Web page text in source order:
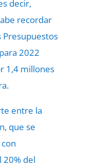
decir,
recordar
2022
1,4 millones
entre la
que se
20% del